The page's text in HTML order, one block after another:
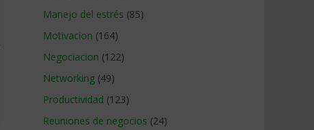
Manejo del estrés (85)
Motivacion (164)
Negociacion (122)
Networking (49)
Productividad (123)
Reuniones de negocios (24)